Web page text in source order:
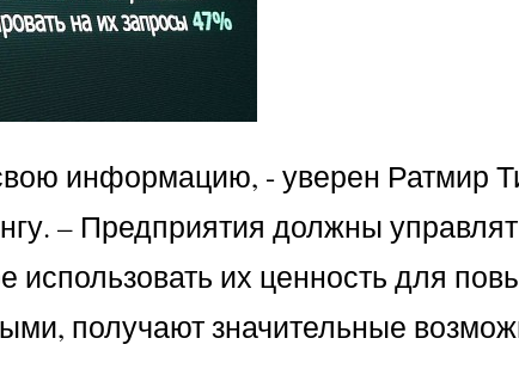
информацию, - уверен Ратмир
– Предприятия должны
использовать их ценность для
получают значительные